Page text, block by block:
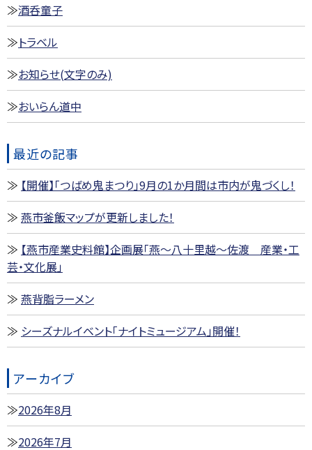
酒呑童子
トラベル
お知らせ(文字のみ)
おいらん道中
最近の記事
【開催】「つばめ鬼まつり」9月の1か月間は市内が鬼づくし！
燕市釜飯マップが更新しました！
【燕市産業史料館】企画展「燕～八十里越～佐渡 産業・工
芸・文化展」
燕背脂ラーメン
シーズナルイベント「ナイトミュージアム」開催！
アーカイブ
2026年8月
2026年7月